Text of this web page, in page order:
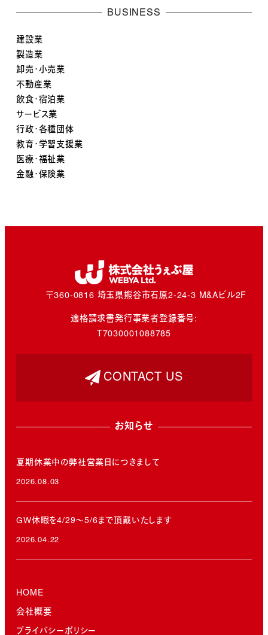
BUSINESS
建設業
製造業
卸売・小売業
不動産業
飲食・宿泊業
サービス業
行政・各種団体
教育・学習支援業
医療・福祉業
金融・保険業
〒360-0816 埼玉県熊谷市石原2-24-3 M&Aビル2F
適格請求書発行事業者登録番号:
T7030001088785
CONTACT US
お知らせ
夏期休業中の弊社営業日につきまして
2026.08.03
GW休暇を4/29～5/6まで頂戴いたします
2026.04.22
HOME
会社概要
プライバシーポリシー